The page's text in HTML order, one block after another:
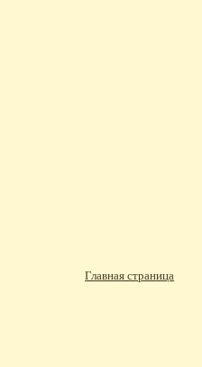
Главная страница